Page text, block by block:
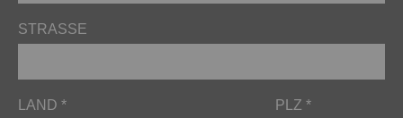
STRASSE
LAND * PLZ *